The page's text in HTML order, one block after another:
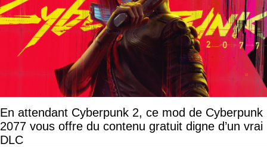
En attendant Cyberpunk 2, ce mod de Cyberpunk
2077 vous offre du contenu gratuit digne d’un vrai
DLC